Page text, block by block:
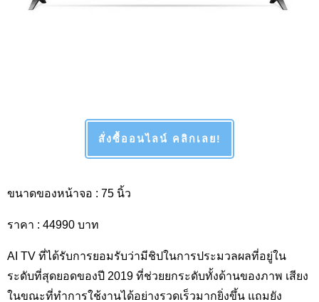
สั่งซื้ออนไลน์ คลิกเลย!
ขนาดของหน้าจอ : 75 นิ้ว
ราคา : 44990 บาท
AI TV ที่ได้รับการยอมรับว่ามีชิปในการประมวลผลที่อยู่ใน
ระดับที่สุดยอดของปี 2019 ที่ช่วยยกระดับทั้งด้านของภาพ เสียง
ในขณะที่ทำการใช้งานได้อย่างรวดเร็วมากยิ่งขึ้น แถมยัง